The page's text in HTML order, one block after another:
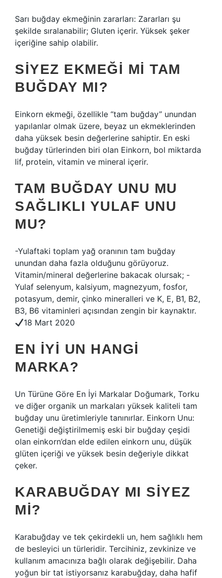
Sarı buğday ekmeğinin zararları: Zararları şu
şekilde sıralanabilir; Gluten içerir. Yüksek şeker
içeriğine sahip olabilir.
SIYEZ EKMEĞI MI TAM
BUĞDAY MI?
Einkorn ekmeği, özellikle “tam buğday” unundan
yapılanlar olmak üzere, beyaz un ekmeklerinden
daha yüksek besin değerlerine sahiptir. En eski
buğday türlerinden biri olan Einkorn, bol miktarda
lif, protein, vitamin ve mineral içerir.
TAM BUĞDAY UNU MU
SAĞLIKLI YULAF UNU
MU?
-Yulaftaki toplam yağ oranının tam buğday
unundan daha fazla olduğunu görüyoruz.
Vitamin/mineral değerlerine bakacak olursak; -
Yulaf selenyum, kalsiyum, magnezyum, fosfor,
potasyum, demir, çinko mineralleri ve K, E, B1, B2,
B3, B6 vitaminleri açısından zengin bir kaynaktır.
18 Mart 2020
EN IYI UN HANGI
MARKA?
Un Türüne Göre En İyi Markalar Doğumark, Torku
ve diğer organik un markaları yüksek kaliteli tam
buğday unu üretimleriyle tanınırlar. Einkorn Unu:
Genetiği değiştirilmemiş eski bir buğday çeşidi
olan einkorn’dan elde edilen einkorn unu, düşük
glüten içeriği ve yüksek besin değeriyle dikkat
çeker.
KARABUĞDAY MI SIYEZ
MI?
Karabuğday ve tek çekirdekli un, hem sağlıklı hem
de besleyici un türleridir. Tercihiniz, zevkinize ve
kullanım amacınıza bağlı olarak değişebilir. Daha
yoğun bir tat istiyorsanız karabuğday, daha hafif